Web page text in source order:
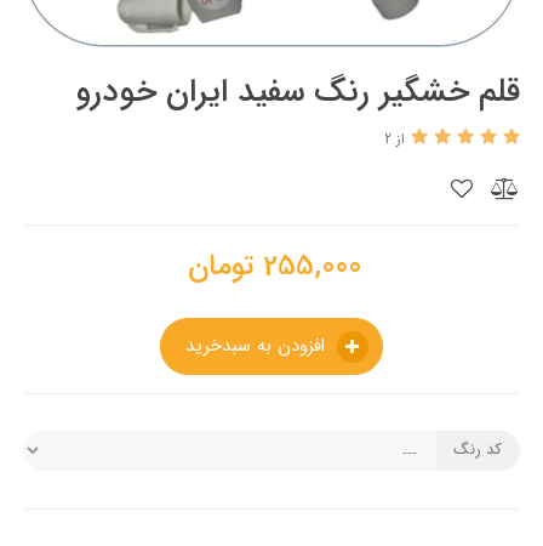
قلم خشگیر رنگ سفید ایران خودرو
از 2
255,000 تومان
کد رنگ